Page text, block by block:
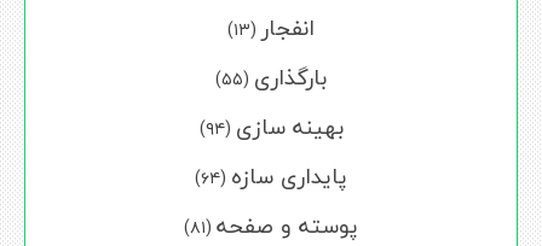
انفجار (۱۳)
بارگذاری (۵۵)
بهینه سازی (۹۴)
پایداری سازه (۶۴)
پوسته و صفحه (۸۱)